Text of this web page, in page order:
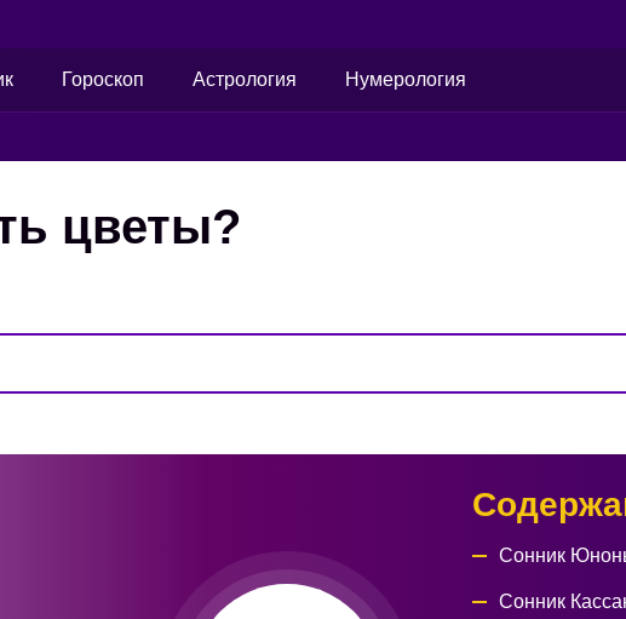
Гороскоп Астрология Нумерология
цветы?
Сонник
Сонник